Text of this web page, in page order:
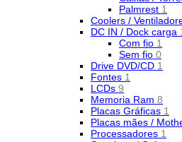
Palmrest 1
Coolers /
DC IN / Dock carga
Com fio 1
Sem fio 0
Drive DVD/CD 1
Fontes 1
LCDs 9
Memoria Ram 8
Placas Gráficas 1
Placas mães /
Processadores 1